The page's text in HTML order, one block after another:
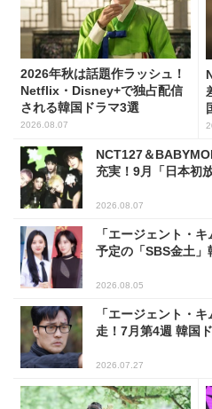
2026年秋は話題作ラッシュ！
Netflix・Disney+で独占配信
される韓国ドラマ3選
2026.08.07
NCT127＆
充実！9月「日本初
2026.08.07
「エージェント・
予定の「SBS金土」
2026.08.05
「エージェント・
走！7月第4週 韓国
2026.07.27